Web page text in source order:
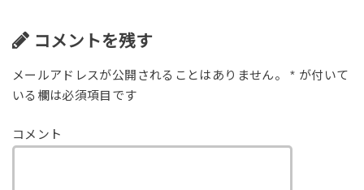
コメントを残す
メールアドレスが公開されることはありません。 * が付いて
いる欄は必須項目です
コメント